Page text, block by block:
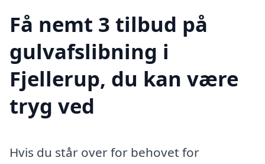
Få nemt 3 tilbud på
gulvafslibning i
Fjellerup, du kan være
tryg ved
Hvis du står over for behovet for